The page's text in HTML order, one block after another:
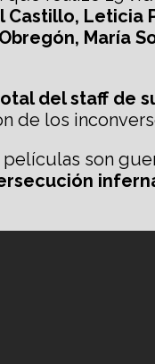
Castillo,
María
del staff de
de los
son